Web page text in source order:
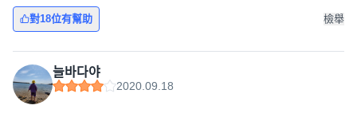
對18位有幫助 檢舉
늘바다야
2020.09.18